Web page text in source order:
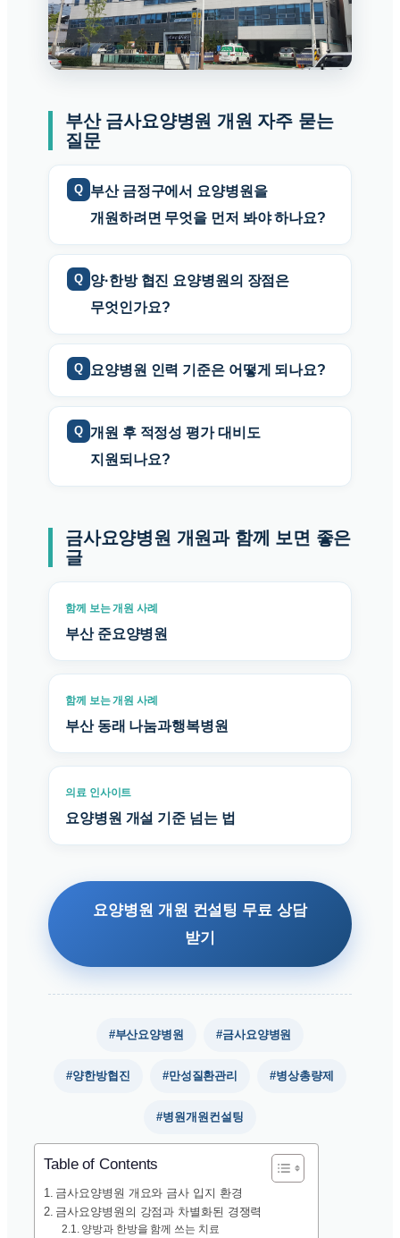
부산 금사요양병원 개원 자주 묻는
질문
부산 금정구에서 요양병원을
개원하려면 무엇을 먼저 봐야 하나요?
양·한방 협진 요양병원의 장점은
무엇인가요?
요양병원 인력 기준은 어떻게 되나요?
개원 후 적정성 평가 대비도
지원되나요?
금사요양병원 개원과 함께 보면 좋은
글
함께 보는 개원 사례
부산 준요양병원
함께 보는 개원 사례
부산 동래 나눔과행복병원
의료 인사이트
요양병원 개설 기준 넘는 법
요양병원 개원 컨설팅 무료 상담
받기
#부산요양병원 #금사요양병원
#양한방협진 #만성질환관리 #병상총량제
#병원개원컨설팅
Table of Contents
금사요양병원 개요와 금사 입지 환경
금사요양병원의 강점과 차별화된 경쟁력
양방과 한방을 함께 쓰는 치료